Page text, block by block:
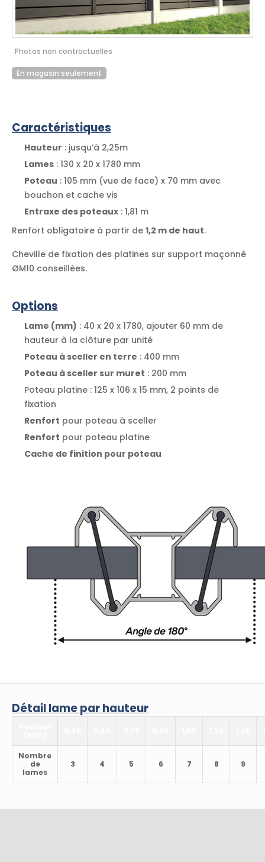
Photos non contractuelles
En magasin seulement
Caractéristiques
Hauteur : jusqu’à 2,25m
Lames : 130 x 20 x 1780 mm
Poteau : 105 mm (vue de face) x 70 mm avec
bouchon et cache vis
Entraxe des poteaux : 1,81 m
Renfort obligatoire à partir de 1,2 m de haut.
Cheville de fixation des platines sur support maçonné
ØM10 conseillées.
Options
Lame (mm) : 40 x 20 x 1780, ajouter 60 mm de
hauteur à la clôture par unité
Poteau à sceller en terre : 400 mm
Poteau à sceller sur muret : 200 mm
Poteau platine : 125 x 106 x 15 mm, 2 points de
fixation
Renfort pour poteau à sceller
Renfort pour poteau platine
Cache de finition pour poteau
Détail lame par hauteur
Nombre
de
lames
3 4 5 6 7 8 9